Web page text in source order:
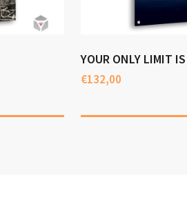
YOUR ONLY LIMIT
€132,00